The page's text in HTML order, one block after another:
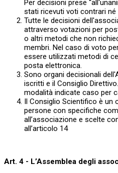
Per decisioni prese
stati ricevuti voti contrari né
Tutte le decisioni
attraverso votazioni per
o altri metodi che non
membri. Nel caso di voto
essere utilizzati metodi di
posta elettronica.
Sono organi decisionali
iscritti e il Consiglio
modalità indicate caso per
Il Consiglio Scientifico è
persone con specifiche
all’associazione e scelte
all’articolo 14
Art. 4 - L’Assemblea degli